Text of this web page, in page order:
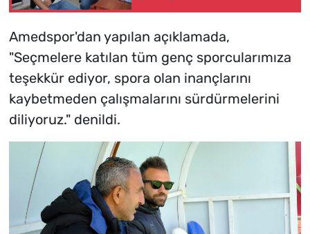
literatüre geçti
Amedspor'dan yapılan açıklamada,
"Seçmelere katılan tüm genç sporcularımıza
teşekkür ediyor, spora olan inançlarını
kaybetmeden çalışmalarını sürdürmelerini
diliyoruz." denildi.